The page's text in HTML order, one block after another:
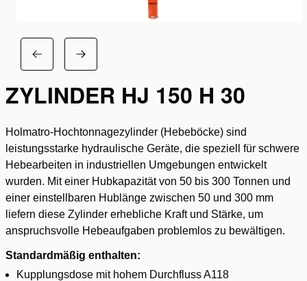
ZYLINDER HJ 150 H 30
Holmatro-Hochtonnagezylinder (Hebeböcke) sind
leistungsstarke hydraulische Geräte, die speziell für schwere
Hebearbeiten in industriellen Umgebungen entwickelt
wurden. Mit einer Hubkapazität von 50 bis 300 Tonnen und
einer einstellbaren Hublänge zwischen 50 und 300 mm
liefern diese Zylinder erhebliche Kraft und Stärke, um
anspruchsvolle Hebeaufgaben problemlos zu bewältigen.
Standardmäßig enthalten:
Kupplungsdose mit hohem Durchfluss A118